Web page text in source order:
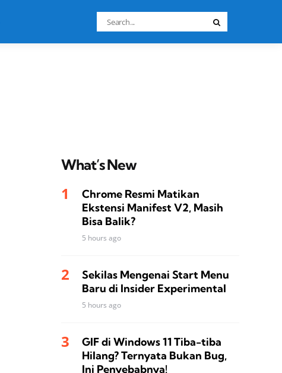
Search
for:
What’s New
Chrome Resmi Matikan
Ekstensi Manifest V2, Masih
Bisa Balik?
5 hours ago
Sekilas Mengenai Start Menu
Baru di Insider Experimental
5 hours ago
GIF di Windows 11 Tiba-tiba
Hilang? Ternyata Bukan Bug,
Ini Penyebabnya!